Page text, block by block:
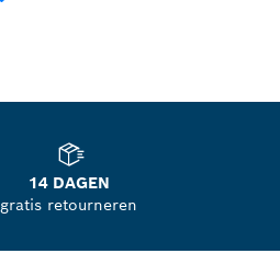
14 DAGEN
gratis retourneren